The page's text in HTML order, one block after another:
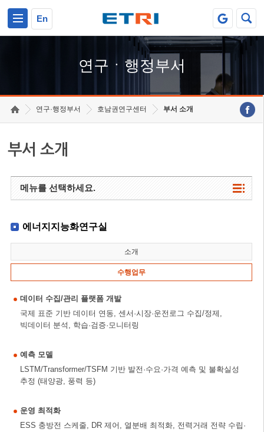
En
연구ㆍ행정부서
연구·행정부서 호남권연구센터 부서 소개
부서 소개
메뉴를 선택하세요.
에너지지능화연구실
소개
수행업무
데이터 수집/관리 플랫폼 개발
국제 표준 기반 데이터 연동, 센서·시장·운전로그 수집/정제,
빅데이터 분석, 학습·검증·모니터링
예측 모델
LSTM/Transformer/TSFM 기반 발전·수요·가격 예측 및 불확실성
추정 (태양광, 풍력 등)
운영 최적화
ESS 충방전 스케줄, DR 제어, 열분배 최적화, 전력거래 전략 수립·